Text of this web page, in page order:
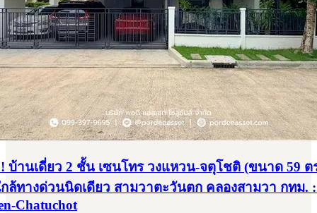
บ้านเดี่ยว 2 ชั้น เซนโทร วงแหวน-จตุโชติ (ขนาด 59 ต
กล้ทางด่วนนิดเดียว สามวาตะวันตก คลองสามวา กทม.
Chatuchot